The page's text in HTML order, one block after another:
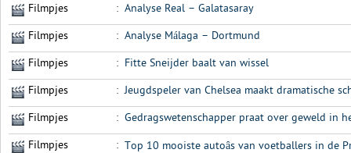
Filmpjes : Analyse Real – Galatasaray
Filmpjes : Analyse Málaga – Dortmund
Filmpjes : Fitte Sneijder baalt van wissel
Filmpjes : Jeugdspeler van Chelsea maakt dramatische
Filmpjes : Gedragswetenschapper praat over geweld in
Filmpjes : Top 10 mooiste autoâs van voetballers in de